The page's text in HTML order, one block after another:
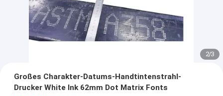
2/3
Großes Charakter-Datums-Handtintenstrahl-
Drucker White Ink 62mm Dot Matrix Fonts